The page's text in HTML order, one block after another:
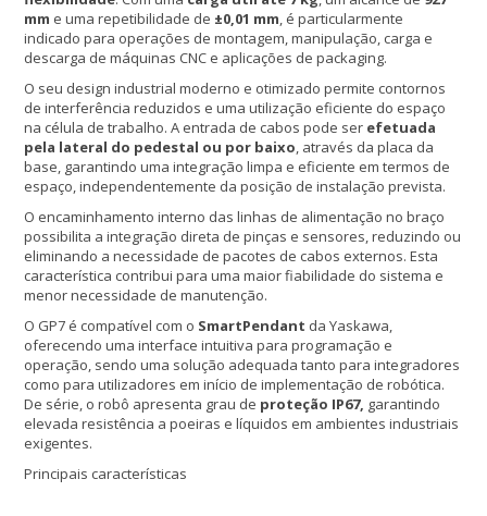
mm e uma repetibilidade de ±0,01 mm, é particularmente
indicado para operações de montagem, manipulação, carga e
descarga de máquinas CNC e aplicações de packaging.
O seu design industrial moderno e otimizado permite contornos
de interferência reduzidos e uma utilização eficiente do espaço
na célula de trabalho. A entrada de cabos pode ser efetuada
pela lateral do pedestal ou por baixo, através da placa da
base, garantindo uma integração limpa e eficiente em termos de
espaço, independentemente da posição de instalação prevista.
O encaminhamento interno das linhas de alimentação no braço
possibilita a integração direta de pinças e sensores, reduzindo ou
eliminando a necessidade de pacotes de cabos externos. Esta
característica contribui para uma maior fiabilidade do sistema e
menor necessidade de manutenção.
O GP7 é compatível com o SmartPendant da Yaskawa,
oferecendo uma interface intuitiva para programação e
operação, sendo uma solução adequada tanto para integradores
como para utilizadores em início de implementação de robótica.
De série, o robô apresenta grau de proteção IP67, garantindo
elevada resistência a poeiras e líquidos em ambientes industriais
exigentes.
Principais características